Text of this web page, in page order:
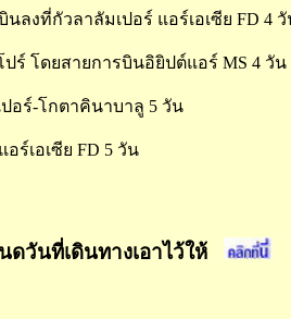
นลงที่กัวลาลัมเปอร์ แอร์เอเซีย FD 4
ปร์ โดยสายการบินอิยิปต์แอร์ MS 4 วัน
อร์-โกตาคินาบาลู 5 วัน
ร์เอเซีย FD 5 วัน
ดวันที่เดินทางเอาไว้ให